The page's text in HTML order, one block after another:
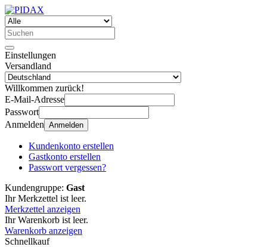
Einstellungen
Versandland
Willkommen zurück!
E-Mail-Adresse
Passwort
Anmelden Anmelden
Kundenkonto erstellen
Gastkonto erstellen
Passwort vergessen?
Kundengruppe: Gast
Ihr Merkzettel ist leer.
Merkzettel anzeigen
Ihr Warenkorb ist leer.
Warenkorb anzeigen
Schnellkauf